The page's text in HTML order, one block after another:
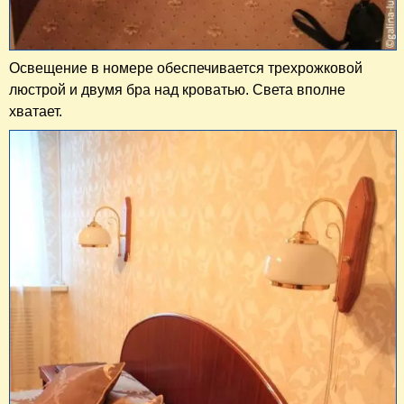
Освещение в номере обеспечивается трехрожковой
люстрой и двумя бра над кроватью. Света вполне
хватает.